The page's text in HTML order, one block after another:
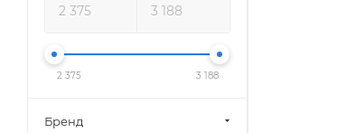
2 375 3 188
Бренд